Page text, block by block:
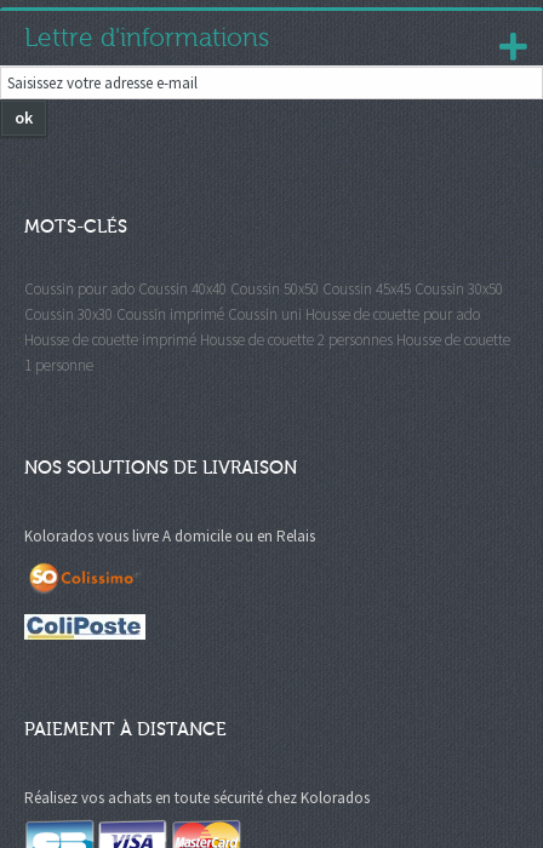
Lettre d'informations
ok
MOTS-CLÉS
Coussin pour ado Coussin 40x40 Coussin 50x50 Coussin 45x45Coussin 30x50
Coussin 30x30 Coussin imprimé Coussin uni Housse de couette pour ado
Housse de couette imprimé Housse de couette 2 personnes Housse de couette
1 personne
NOS SOLUTIONS DE LIVRAISON
Kolorados vous livre A domicile ou en Relais
PAIEMENT À DISTANCE
Réalisez vos achats en toute sécurité chez Kolorados